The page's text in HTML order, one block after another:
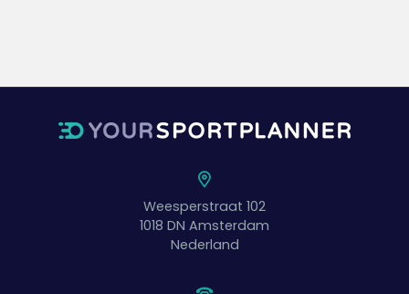
Weesperstraat 102
1018 DN Amsterdam
Nederland